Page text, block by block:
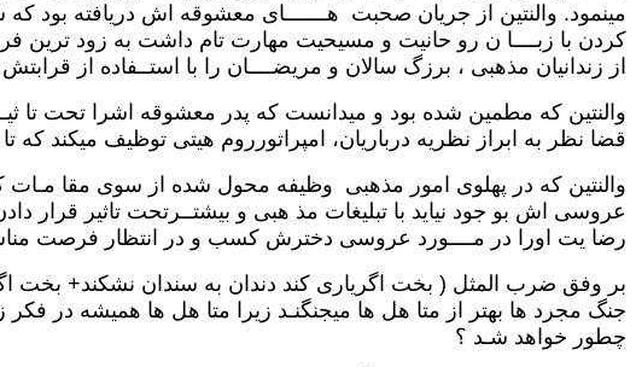
مینمود. والنتین از جریان صحبت هـــــــای معشوقه اش دریافته
کردن با زبــــا ن رو حانیت و مسیحیت مهارت تام داشت به زود ترین
از زندانیان مذهبی ، برزگ سالان و مریضــــان را با استــفاده از
والنتین که مطمین شده بود و میدانست که پدر معشوقه اشرا تحت تا
قضا نظر به ابراز نظریه درباریان، امپراتورروم هیتی توظیف میکند
والنتین که در پهلوی امور مذهبی وظیفه محول شده از سوی مقا
عروسی اش بو جود نیاید با تبلیغات مذ هبی و بیشتــرتحت تاثیر قرار
رضا یت اورا در مــــورد عروسی دخترش کسب و در انتظار فرصت
بر وفق ضرب المثل ( بخت اگریاری کند دندان به سندان نشکند+ بخت
جنگ مجرد ها بهتر از متا هل ها میجنگنـد زیرا متا هل ها همیشه در
چطور خواهد شـد ؟